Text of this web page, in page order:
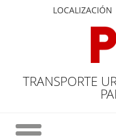
LOCALIZACIÓN
TRANSPORTE